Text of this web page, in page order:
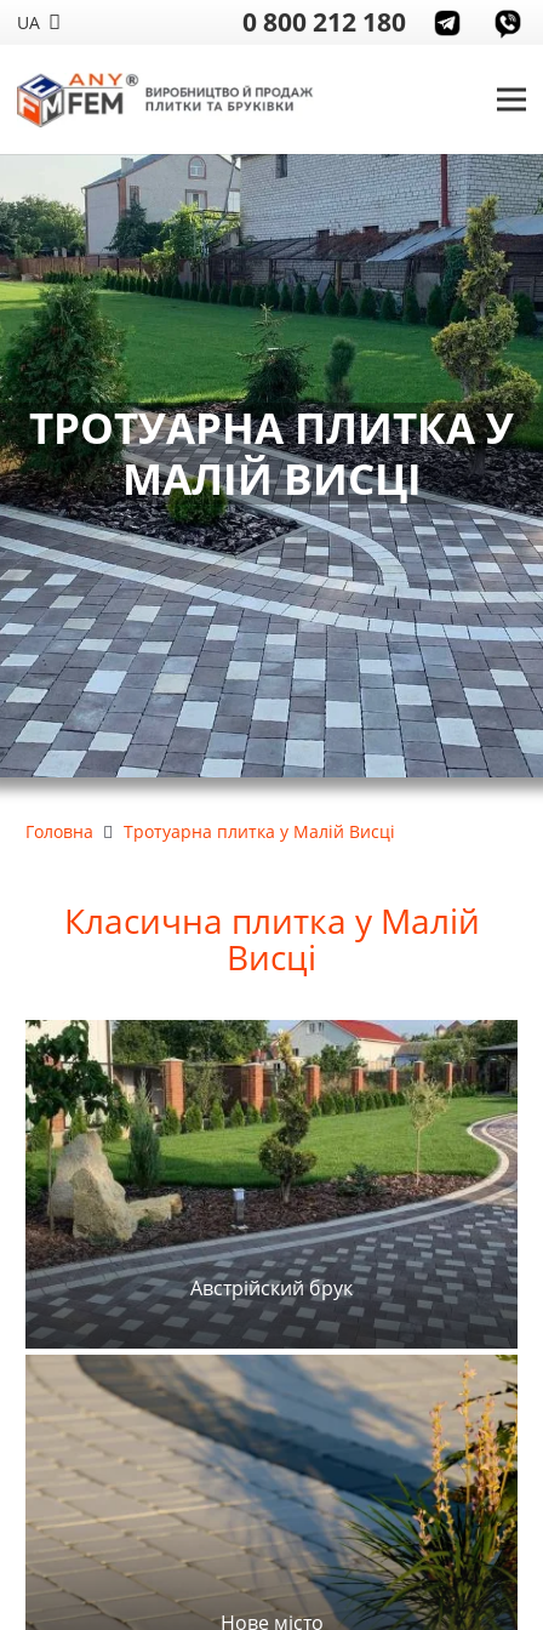
UA 0 800 212 180
ТРОТУАРНА ПЛИТКА У
МАЛІЙ ВИСЦІ
Головна Тротуарна плитка у Малій Висці
Класична плитка у Малій
Висці
Австрійский брук
Нове місто